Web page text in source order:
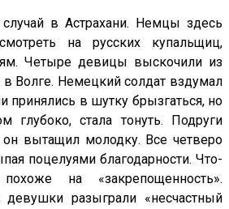
в Астрахани. Немцы здесь
на русских купальщиц,
Четыре девицы выскочили из
в Волге. Немецкий солдат вздумал
принялись в шутку брызгаться, но
глубоко, стала тонуть. Подруги
он вытащил молодку. Все четверо
поцелуями благодарности. Что-
на «закрепощенность».
разыграли «несчастный